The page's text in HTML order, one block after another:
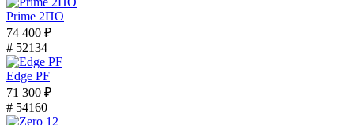
Prime 2ПО
74 400 ₽
# 52134
Edge PF
71 300 ₽
# 54160